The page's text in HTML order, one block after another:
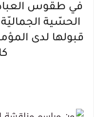
في طقوس
الحسّية
قبولها لدى